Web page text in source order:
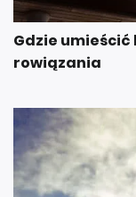
Gdzie umieścić
rowiązania